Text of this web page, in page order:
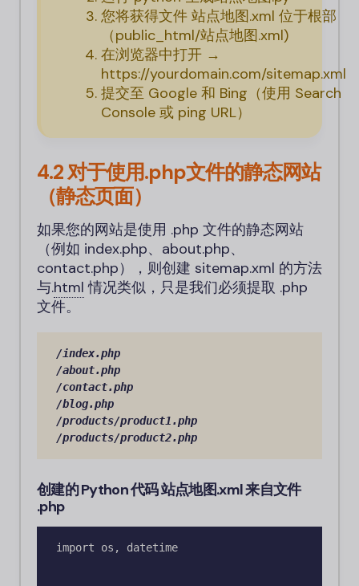
您将获得文件 站点地图.xml 位于根部
（public_html/站点地图.xml)
在浏览器中打开 →
https://yourdomain.com/sitemap.xml
提交至 Google 和 Bing（使用 Search
Console 或 ping URL）
4.2 对于使用.php文件的静态网站
（静态页面）
如果您的网站是使用 .php 文件的静态网站
（例如 index.php、about.php、
contact.php），则创建 sitemap.xml 的方法
与.html 情况类似，只是我们必须提取 .php
文件。
/index.php
/about.php
/contact.php
/blog.php
/products/product1.php
/products/product2.php
创建的 Python 代码站点地图.xml来自文件
.php
import os, datetime